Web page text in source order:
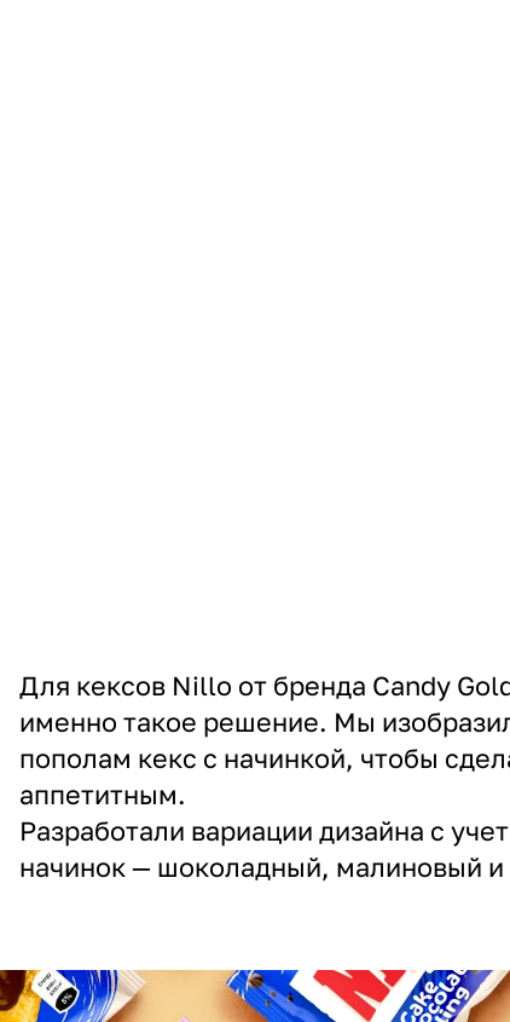
Для кексов Nillo от бренда Candy
именно такое решение. Мы
пополам кекс с начинкой, чтобы
аппетитным.
Разработали вариации дизайна с
начинок — шоколадный, малиновый и